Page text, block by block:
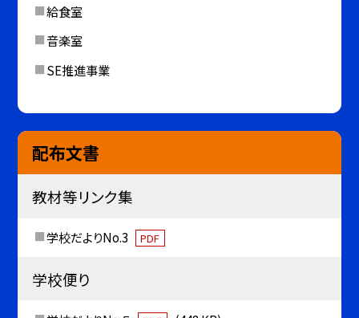
給食室
音楽室
SE推進事業
配布文書
教材等リンク集
学校だよりNo.3 PDF
学校便り